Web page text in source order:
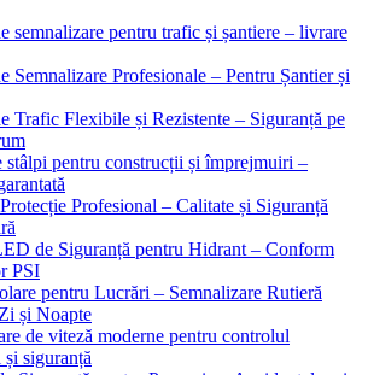
semnalizare pentru trafic și șantiere – livrare
Semnalizare Profesionale – Pentru Șantier și
Trafic Flexibile și Rezistente – Siguranță pe
stâlpi pentru construcții și împrejmuiri –
Profesional – Calitate și Siguranță
de Siguranță pentru Hidrant – Conform
PSI
pentru Lucrări – Semnalizare Rutieră
și Noapte
de viteză moderne pentru controlul
siguranță